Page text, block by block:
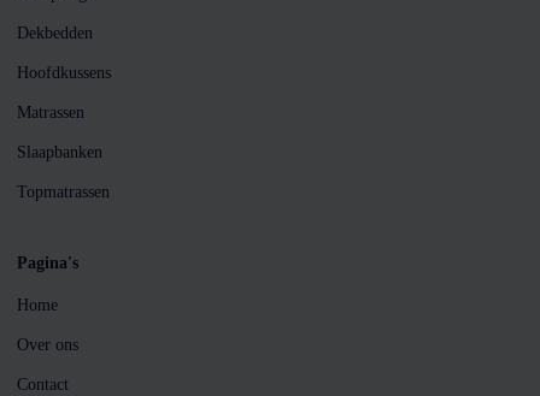
Dekbedden
Hoofdkussens
Matrassen
Slaapbanken
Topmatrassen
Pagina's
Home
Over ons
Contact